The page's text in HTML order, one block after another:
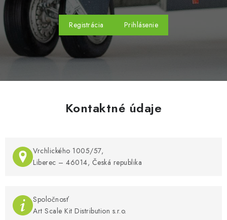
Registrácia Prihlásenie
Kontaktné údaje
Vrchlického 1005/57,
Liberec – 46014, Česká republika
Spoločnosť
Art Scale Kit Distribution s.r.o.